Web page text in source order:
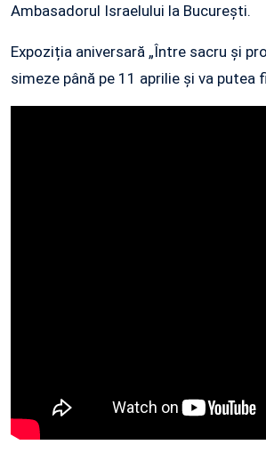
Ambasadorul Israelului la București.
Expoziția aniversară „Între sacru și
simeze până pe 11 aprilie și va putea